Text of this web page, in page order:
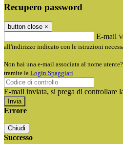
Recupero password
button close ×
E-mail
all'indirizzo indicato con le istruzioni
Non hai una e-mail associata al nome
tramite la Login Spaggiari
E-mail inviata, si prega di controllare
Errore
Chiudi
Successo